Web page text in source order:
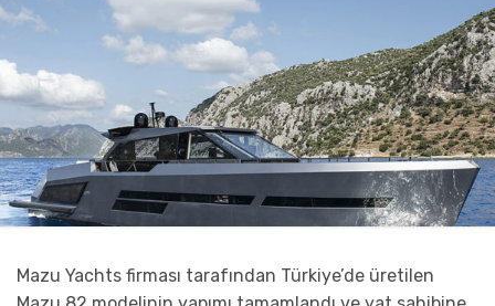
Mazu Yachts firması tarafından Türkiye’de üretilen